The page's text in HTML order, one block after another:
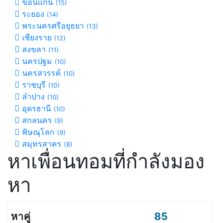
ขอนแก่น (15)
ระยอง (14)
พระนครศรีอยุธยา (13)
เชียงราย (12)
สงขลา (11)
นครปฐม (10)
นครสวรรค์ (10)
ราชบุรี (10)
ลำปาง (10)
อุดรธานี (10)
สกลนคร (9)
พิษณุโลก (9)
สมุทรสาคร (8)
หาเพื่อนทอมที่กำลังมอง
หา
85